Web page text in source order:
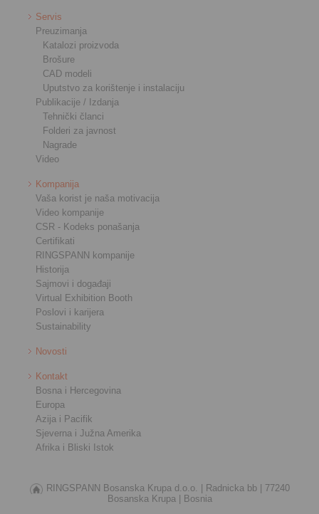
Servis
Preuzimanja
Katalozi proizvoda
Brošure
CAD modeli
Uputstvo za korištenje i instalaciju
Publikacije / Izdanja
Tehnički članci
Folderi za javnost
Nagrade
Video
Kompanija
Vaša korist je naša motivacija
Video kompanije
CSR - Kodeks ponašanja
Certifikati
RINGSPANN kompanije
Historija
Sajmovi i događaji
Virtual Exhibition Booth
Poslovi i karijera
Sustainability
Novosti
Kontakt
Bosna i Hercegovina
Europa
Azija i Pacifik
Sjeverna i Južna Amerika
Afrika i Bliski Istok
RINGSPANN Bosanska Krupa d.o.o. | Radnicka bb |
77240
Bosanska Krupa |
Bosnia